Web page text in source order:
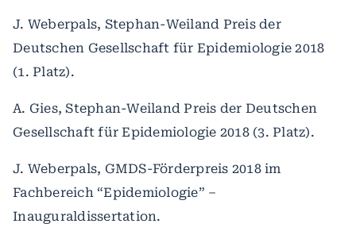
J. Weberpals, Stephan-Weiland Preis der
Deutschen Gesellschaft für Epidemiologie 2018
(1. Platz).
A. Gies, Stephan-Weiland Preis der Deutschen
Gesellschaft für Epidemiologie 2018 (3. Platz).
J. Weberpals, GMDS-Förderpreis 2018 im
Fachbereich “Epidemiologie” –
Inauguraldissertation.